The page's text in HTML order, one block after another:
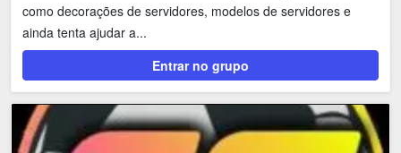
como decorações de servidores, modelos de servidores e
ainda tenta ajudar a...
Entrar no grupo